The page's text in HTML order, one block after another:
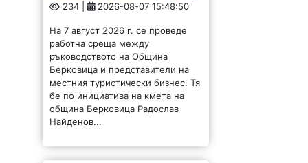
234 | 2026-08-07 15:48:50
На 7 август 2026 г. се проведе
работна среща между
ръководството на Община
Берковица и представители на
местния туристически бизнес. Тя
бе по инициатива на кмета на
община Берковица Радослав
Найденов...